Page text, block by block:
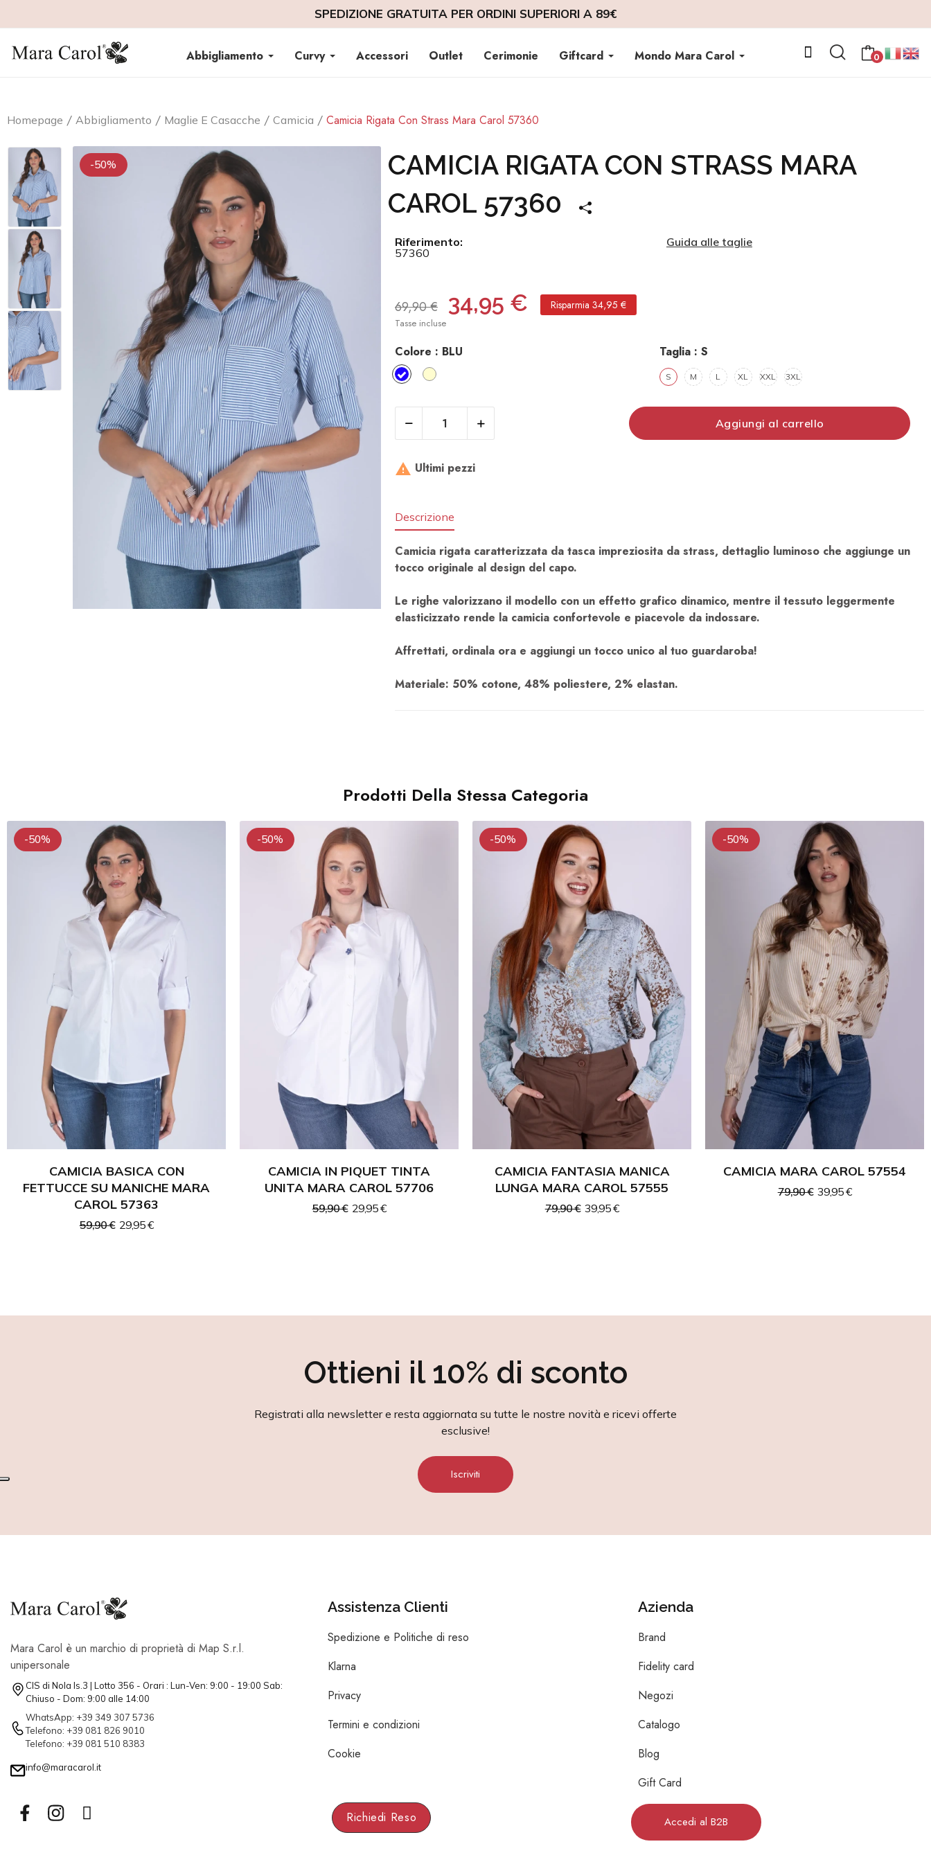
SPEDIZIONE GRATUITA PER ORDINI SUPERIORI A 89€
Abbigliamento Curvy Accessori Outlet Cerimonie Giftcard Mondo Mara Carol 0
Homepage Abbigliamento Maglie E Casacche Camicia Camicia Rigata Con Strass Mara Carol 57360
-50%
CAMICIA RIGATA CON STRASS MARA
CAROL 57360
Riferimento:
57360
Guida alle taglie
69,90 € 34,95 € Risparmia 34,95 €
Tasse incluse
Colore : BLU
BLU CREMA
Taglia : S
S M L XL XXL 3XL
Aggiungi al carrello
 Ultimi pezzi
Descrizione
Camicia rigata caratterizzata da tasca impreziosita da strass, dettaglio luminoso che aggiunge un
tocco originale al design del capo.
Le righe valorizzano il modello con un effetto grafico dinamico, mentre il tessuto leggermente
elasticizzato rende la camicia confortevole e piacevole da indossare.
Affrettati, ordinala ora e aggiungi un tocco unico al tuo guardaroba!
Materiale: 50% cotone, 48% poliestere, 2% elastan.
Prodotti Della Stessa Categoria
-50%
CAMICIA BASICA CON
FETTUCCE SU MANICHE MARA
CAROL 57363
59,90 € 29,95 €
-50%
CAMICIA IN PIQUET TINTA
UNITA MARA CAROL 57706
59,90 € 29,95 €
-50%
CAMICIA FANTASIA MANICA
LUNGA MARA CAROL 57555
79,90 € 39,95 €
-50%
CAMICIA MARA CAROL 57554
79,90 € 39,95 €
Ottieni il 10% di sconto
Registrati alla newsletter e resta aggiornata su tutte le nostre novità e ricevi offerte
esclusive!
Iscriviti
Mara Carol è un marchio di proprietà di Map S.r.l.
unipersonale
CIS di Nola Is.3 | Lotto 356 - Orari : Lun-Ven: 9:00 - 19:00 Sab:
Chiuso - Dom: 9:00 alle 14:00
WhatsApp: +39 349 307 5736
Telefono: +39 081 826 9010
Telefono: +39 081 510 8383
info@maracarol.it
Assistenza Clienti
Spedizione e Politiche di reso
Klarna
Privacy
Termini e condizioni
Cookie
Richiedi Reso
Azienda
Brand
Fidelity card
Negozi
Catalogo
Blog
Gift Card
Accedi al B2B